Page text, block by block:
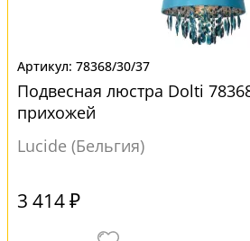
78368/30/37
Подвесная люстра Dolti
прихожей
Lucide (Бельгия)
3 414 ₽